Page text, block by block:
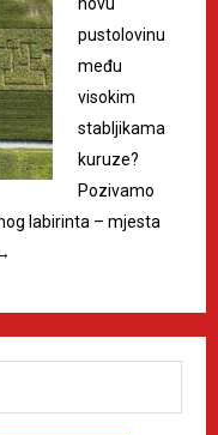
pustolovinu
među
visokim
stabljikama
kuruze?
Pozivamo
labirinta – mjesta